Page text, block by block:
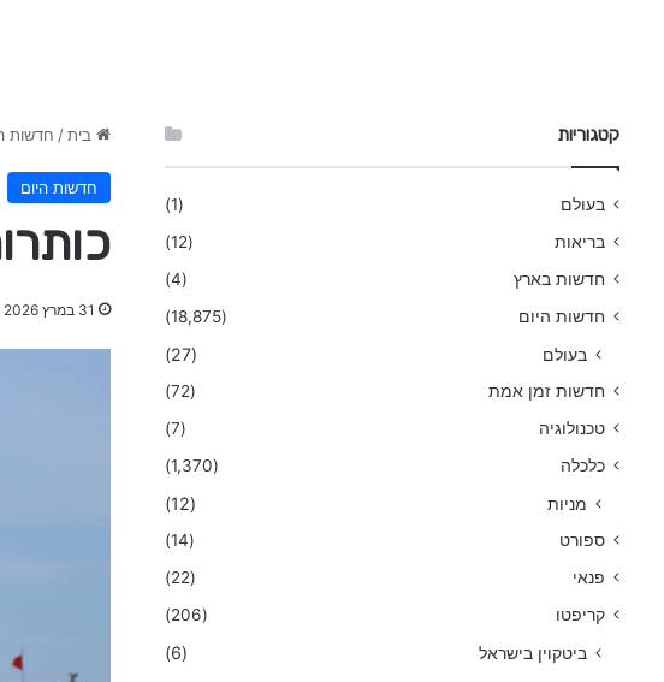
בית / חדשות
חדשות היום
31 במרץ 2026
קטגוריות
בעולם
(1)
בריאות
(12)
חדשות בארץ
(4)
חדשות היום
(18,875)
בעולם (27)
חדשות זמן אמת
(72)
טכנולוגיה
(7)
כלכלה
(1,370)
מניות (12)
ספורט
(14)
פנאי
(22)
קריפטו
(206)
ביטקוין בישראל (6)